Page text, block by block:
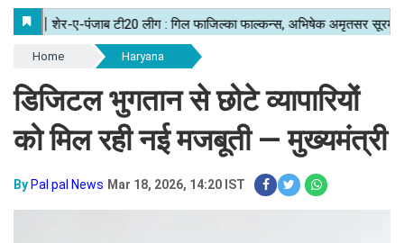
Home Haryana
डिजिटल भुगतान से छोटे व्यापारियों
को मिल रही नई मजबूती — मुख्यमंत्री
By Pal pal News Mar 18, 2026, 14:20 IST